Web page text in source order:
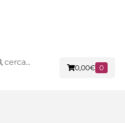
0,00€ 0